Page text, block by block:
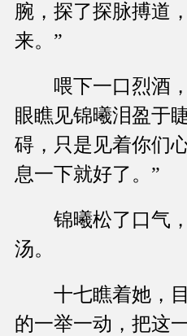
腕，探了探脉搏道
来。”
喂下一口烈酒，
眼瞧见锦曦泪盈于
碍，只是见着你们
息一下就好了。”
锦曦松了口气，
汤。
十七瞧着她，目
的一举一动，把这